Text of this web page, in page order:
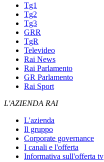
Tg1
Tg2
Tg3
GRR
TgR
Televideo
Rai News
Rai Parlamento
GR Parlamento
Rai Sport
L'AZIENDA RAI
L'azienda
Il gruppo
Corporate governance
I canali e l'offerta
Informativa sull'offerta tv